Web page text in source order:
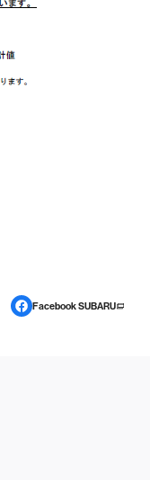
Facebook SUBARU